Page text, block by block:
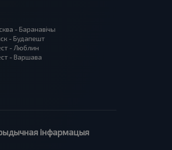
- Баранавiчы
- Будапешт
- Люблин
- Варшава
інфармацыя